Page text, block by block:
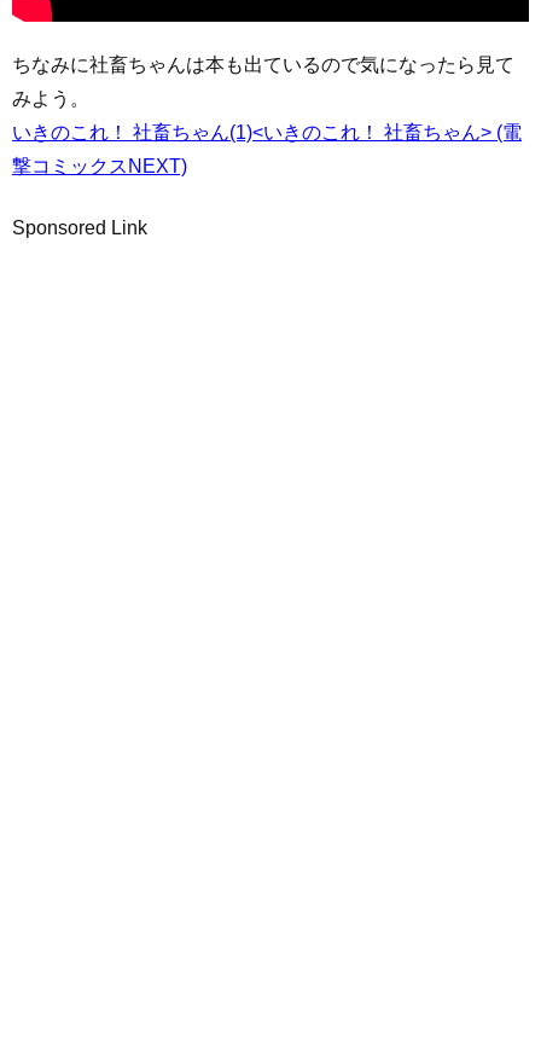
ちなみに社畜ちゃんは本も出ているので気になったら見て
みよう。
いきのこれ！ 社畜ちゃん(1)<いきのこれ！ 社畜ちゃん> (電
撃コミックスNEXT)
Sponsored Link